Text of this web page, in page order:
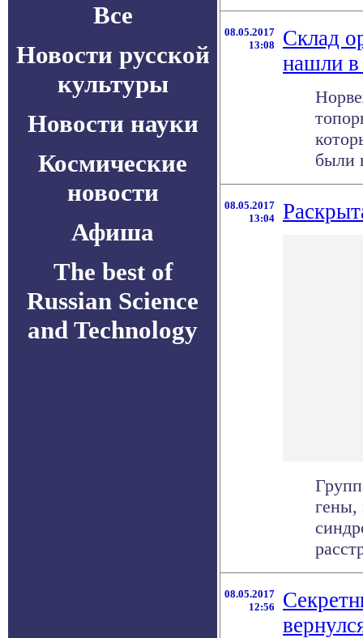
Все
Новости русской
культуры
Новости науки
Космические
новости
Афиша
The best of
Russian Science
and Technology
08.05.2017
13:08
Склад
нашли
были
08.05.2017
13:04
гены,
08.05.2017
12:56